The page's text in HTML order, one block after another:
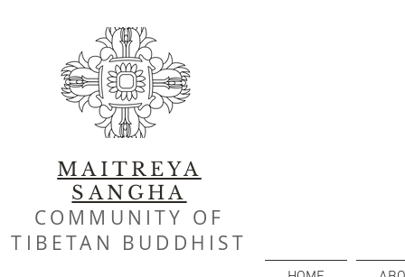
MAITREYA
SANGHA
COMMUNITY OF
TIBETAN BUDDHIST